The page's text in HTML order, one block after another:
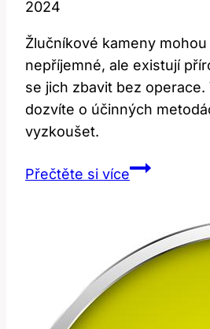
2024
Žlučníkové kameny
nepříjemné, ale existují
se jich zbavit bez operace.
dozvíte o účinných
vyzkoušet.
Přečtěte si víceJak
kamenů
bez